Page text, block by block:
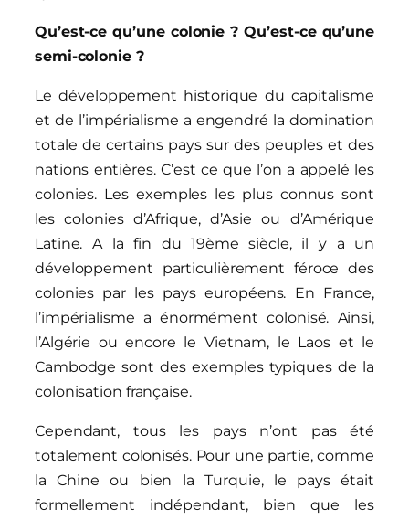
Qu’est-ce qu’une colonie ? Qu’est-ce qu’une
semi-colonie ?
Le développement historique du capitalisme
et de l’impérialisme a engendré la domination
totale de certains pays sur des peuples et des
nations entières. C’est ce que l’on a appelé les
colonies. Les exemples les plus connus sont
les colonies d’Afrique, d’Asie ou d’Amérique
Latine. A la fin du 19ème siècle, il y a un
développement particulièrement féroce des
colonies par les pays européens. En France,
l’impérialisme a énormément colonisé. Ainsi,
l’Algérie ou encore le Vietnam, le Laos et le
Cambodge sont des exemples typiques de la
colonisation française.
Cependant, tous les pays n’ont pas été
totalement colonisés. Pour une partie, comme
la Chine ou bien la Turquie, le pays était
formellement indépendant, bien que les